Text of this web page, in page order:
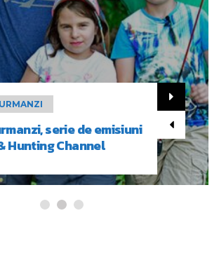
serie de emisiuni
Hunting Channel